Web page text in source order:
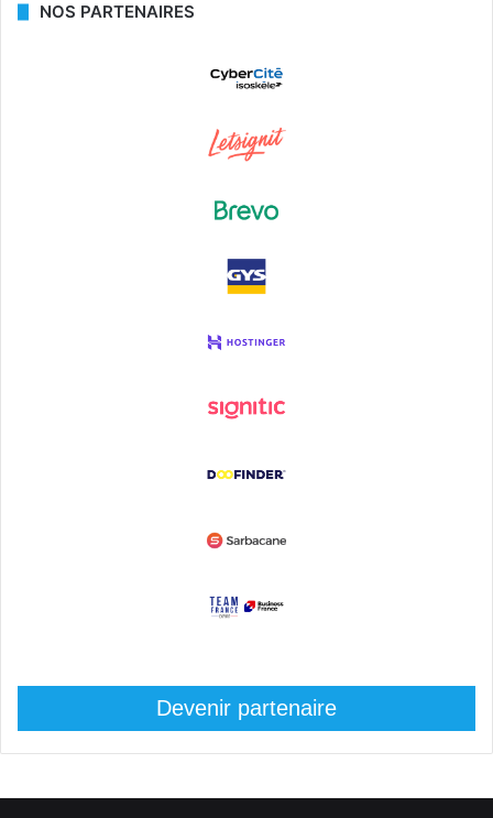
NOS PARTENAIRES
Devenir partenaire